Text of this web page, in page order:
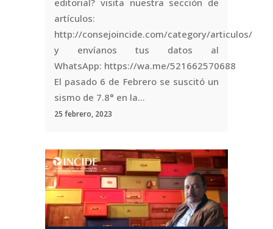
artículos:
http://consejoincide.com/category/articulos/
y envíanos tus datos al
WhatsApp: https://wa.me/521662570688
El pasado 6 de Febrero se suscitó un
sismo de 7.8° en la...
25 febrero, 2023